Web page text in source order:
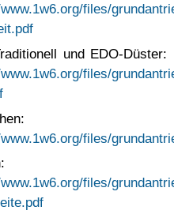
files/
und EDO-Düster:
files/
files/
files/